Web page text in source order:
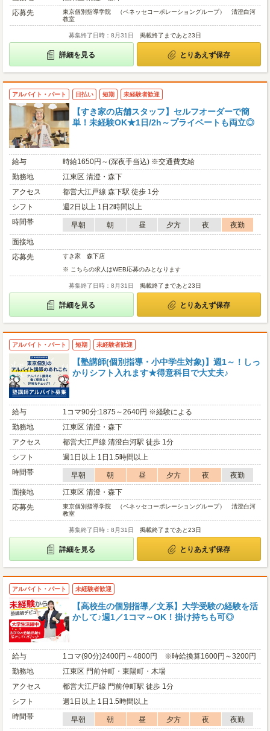
応募先
東京個別指導学院 （ベネッセコーポレーショングループ） 清澄白河
教室
募集終了日時：8月31日 掲載終了まであと23日
詳細を見る とりあえず保存
アルバイト・パート 日払い 短期 未経験者歓迎
【すき家の店舗スタッフ】セルフオーダーで簡
単！未経験OK★1日/2h～プライベートも両立◎
給与
時給1650円～(深夜手当込) ※交通費支給
勤務地
江東区 清澄・森下
アクセス
都営大江戸線 森下駅 徒歩 1分
シフト
週2日以上 1日2時間以上
時間帯
早朝 朝 昼 夕方 夜
夜勤
面接地
応募先
すき家 森下店
※ こちらの求人はWEB応募のみとなります
募集終了日時：8月31日 掲載終了まであと23日
詳細を見る とりあえず保存
アルバイト・パート 短期 未経験者歓迎
【塾講師(個別指導・小中学生対象)】週1～！しっ
かりシフト入れます★得意科目で大丈夫♪
給与
1コマ90分:1875～2640円 ※経験による
勤務地
江東区 清澄・森下
アクセス
都営大江戸線 清澄白河駅 徒歩 1分
シフト
週1日以上 1日1.5時間以上
時間帯
早朝 朝 昼 夕方 夜
夜勤
面接地
江東区 清澄・森下
応募先
東京個別指導学院 （ベネッセコーポレーショングループ） 清澄白河
教室
募集終了日時：8月31日 掲載終了まであと23日
詳細を見る とりあえず保存
アルバイト・パート 未経験者歓迎
【高校生の個別指導／文系】大学受験の経験を活
かして♪週1／1コマ～OK！掛け持ちも可◎
給与
1コマ(90分)2400円～4800円 ※時給換算1600円～3200円
勤務地
江東区 門前仲町・東陽町・木場
アクセス
都営大江戸線 門前仲町駅 徒歩 1分
シフト
週1日以上 1日1.5時間以上
時間帯
早朝 朝 昼 夕方 夜
夜勤